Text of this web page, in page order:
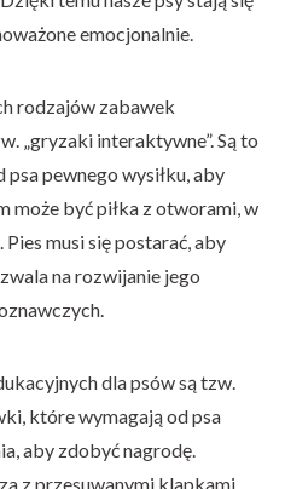
emocjonalnie.
rodzajów zabawek
„gryzaki interaktywne”. Są to
pewnego wysiłku, aby
może być piłka z otworami, w
musi się postarać, aby
na rozwijanie jego
dla psów są tzw.
które wymagają od psa
aby zdobyć nagrodę.
z przesuwanymi klapkami,